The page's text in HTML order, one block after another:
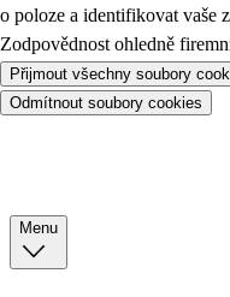
o poloze a identifikovat vaše
Zodpovědnost ohledně
Přijmout všechny soubory
Odmítnout soubory cookies
Menu